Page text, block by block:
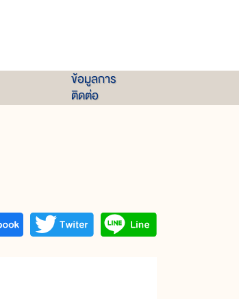
ข้อมูลการ
ติดต่อ